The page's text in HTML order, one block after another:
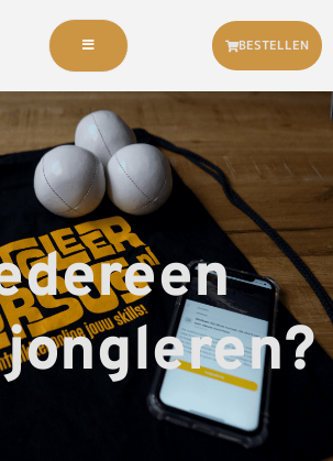
BESTELLEN